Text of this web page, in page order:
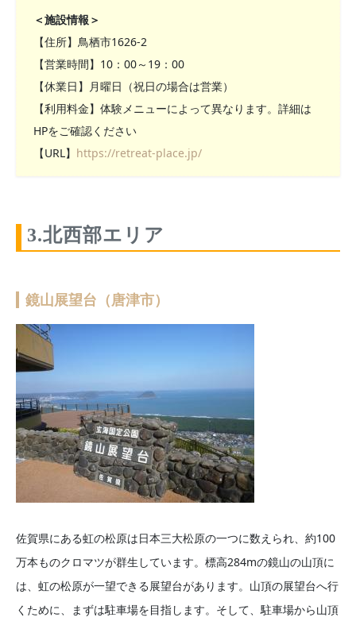
＜施設情報＞
【住所】鳥栖市1626-2
【営業時間】10：00～19：00
【休業日】月曜日（祝日の場合は営業）
【利用料金】体験メニューによって異なります。詳細は
HPをご確認ください
【URL】 https://retreat-place.jp/
3.北西部エリア
鏡山展望台（唐津市）
佐賀県にある虹の松原は日本三大松原の一つに数えられ、約100
万本ものクロマツが群生しています。標高284mの鏡山の山頂に
は、虹の松原が一望できる展望台があります。山頂の展望台へ行
くために、まずは駐車場を目指します。そして、駐車場から山頂